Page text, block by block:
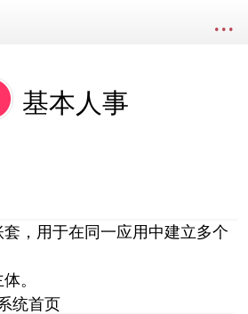
...
基本人事
，用于在同一应用中建立多个
。
统首页